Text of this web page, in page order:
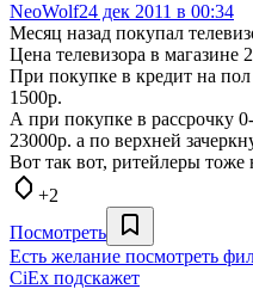
NeoWolf24 дек 2011 в 00:34
Месяц назад покупал
Цена телевизора в магазине
При покупке в кредит на
1500р.
А при покупке в рассрочку
23000р. а по верхней
Вот так вот, ритейлеры тоже
+2
Посмотреть
Есть желание посмотреть
CiEx подскажет